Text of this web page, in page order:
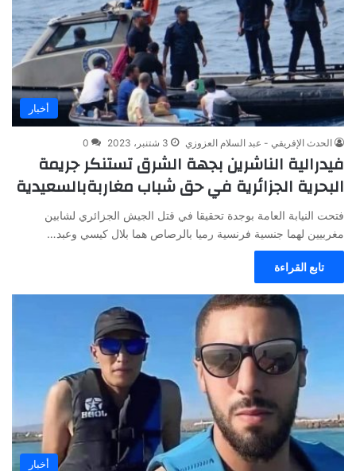
أخبار
الحدث الإفريقي - عبد السلام العزوزي 3 شتنبر، 2023 0
فيدرالية الناشرين بجهة الشرق تستنكر جريمة
البحرية الجزائرية في حق شباب مغاربةبالسعيدية
فتحت النيابة العامة بوجدة تحقيقا في قتل الجيش الجزائري لشابين
مغربيين لهما جنسية فرنسية رميا بالرصاص هما بلال كيسي وعبد…
تابع القراءة
أخبار